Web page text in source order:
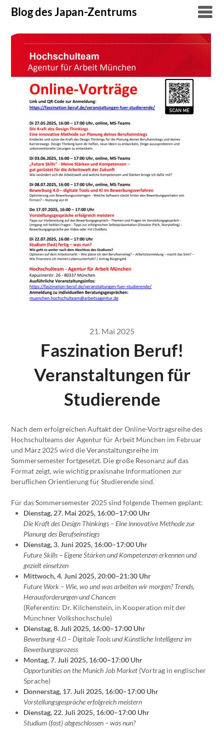
Skip
content
Blog des Japan-Zentrums
21. Mai 2025
Faszination Beruf!
Veranstaltungen für
Studierende
Nach dem erfolgreichen Auftakt der Online-Vortragsreihe des
Hochschulteams der Agentur für Arbeit München im Februar
und März 2025 wird die Veranstaltungsreihe im
Sommersemester fortgesetzt. Die große Resonanz auf das
Format zeigt, wie wichtig praxisnahe Informationen zur
beruflichen Orientierung für Studierende sind.
Für das Sommersemester 2025 sind folgende Themen geplant:
Dienstag, 27. Mai 2025, 16:00–17:00 Uhr
Die Kraft des Design Thinkings – Eine innovative Methode zur
Planung des Berufseinstiegs
Dienstag, 3. Juni 2025, 16:00–17:00 Uhr
Future Skills – Eigene Stärken und Kompetenzen erkennen und
gezielt einsetzen
Mittwoch, 4. Juni 2025, 20:00–21:30 Uhr
Future Work – Wie, wo und was arbeiten wir morgen? Trends,
Herausforderungen und Chancen
(Referentin: Dr. Kilchenstein, in Kooperation mit der
Münchner Volkshochschule)
Dienstag, 8. Juli 2025, 16:00–17:00 Uhr
Bewerbung 4.0 – Digitale Tools und Künstliche Intelligenz im
Bewerbungsprozess
Montag, 7. Juli 2025, 16:00–17:00 Uhr
Opportunities on the Munich Job Market (Vortrag in englischer
Sprache)
Donnerstag, 17. Juli 2025, 16:00–17:00 Uhr
Vorstellungsgespräche erfolgreich meistern
Dienstag, 22. Juli 2025, 16:00–17:00 Uhr
Studium (fast) abgeschlossen – was nun?